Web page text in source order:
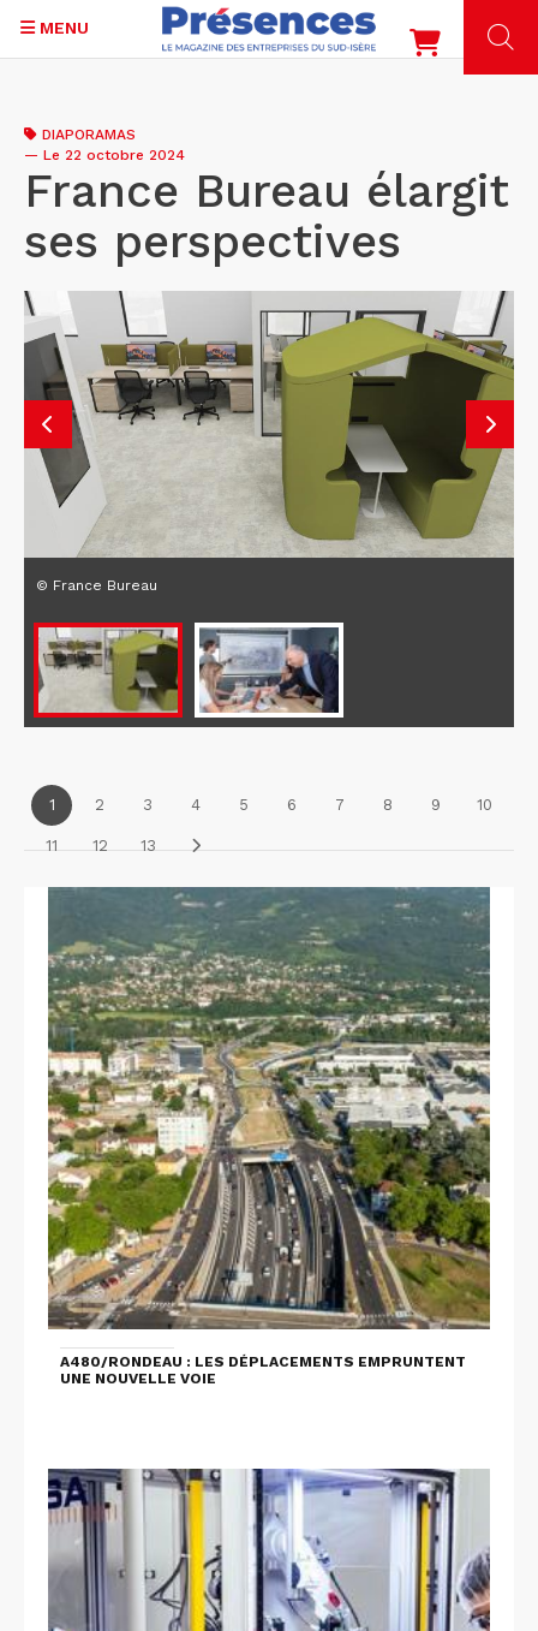
contenu
principal
MENU
DIAPORAMAS
— Le 22 octobre 2024
France Bureau élargit
ses perspectives
© France Bureau
1 2 3 4 5 6 7 8 9 10
11 12 13
A480/RONDEAU : LES DÉPLACEMENTS EMPRUNTENT
UNE NOUVELLE VOIE